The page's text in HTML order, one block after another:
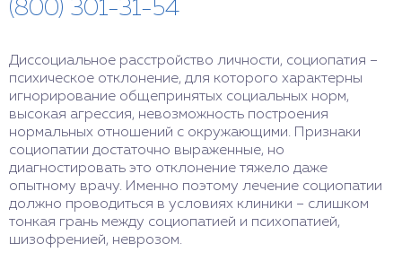
(800) 301-31-54
Диссоциальное расстройство личности, социопатия –
психическое отклонение, для которого характерны
игнорирование общепринятых социальных норм,
высокая агрессия, невозможность построения
нормальных отношений с окружающими. Признаки
социопатии достаточно выраженные, но
диагностировать это отклонение тяжело даже
опытному врачу. Именно поэтому лечение социопатии
должно проводиться в условиях клиники – слишком
тонкая грань между социопатией и психопатией,
шизофренией, неврозом.